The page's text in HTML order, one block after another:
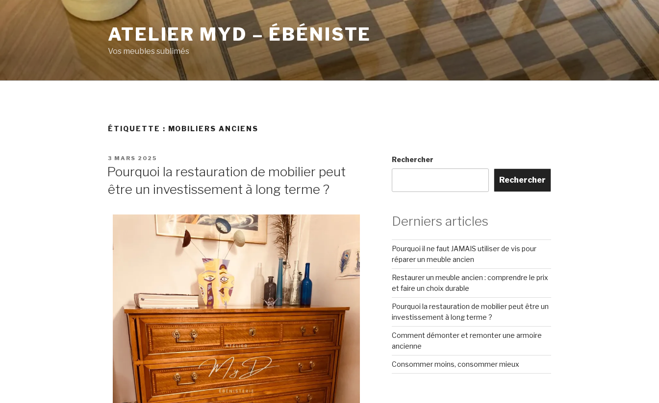
ATELIER MYD – ÉBÉNISTE
Vos meubles sublimés
ÉTIQUETTE : MOBILIERS ANCIENS
3 MARS 2025
Pourquoi la restauration de mobilier peut
être un investissement à long terme ?
Rechercher
Rechercher
Derniers articles
Pourquoi il ne faut JAMAIS utiliser de vis pour
réparer un meuble ancien
Restaurer un meuble ancien : comprendre le prix
et faire un choix durable
Pourquoi la restauration de mobilier peut être un
investissement à long terme ?
Comment démonter et remonter une armoire
ancienne
Consommer moins, consommer mieux